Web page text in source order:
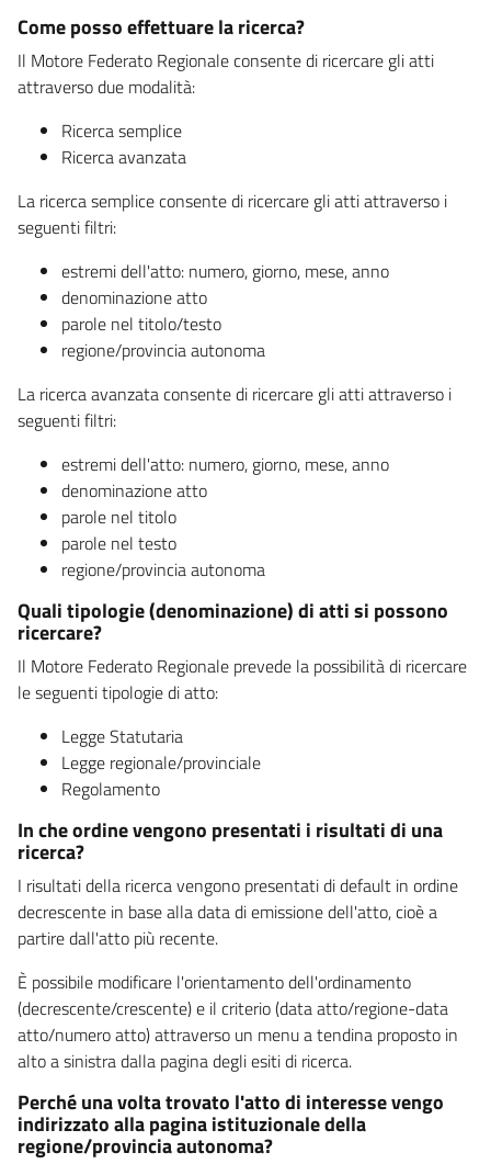
Come posso effettuare la ricerca?
Il Motore Federato Regionale consente di ricercare gli atti
attraverso due modalità:
Ricerca semplice
Ricerca avanzata
La ricerca semplice consente di ricercare gli atti attraverso i
seguenti filtri:
estremi dell'atto: numero, giorno, mese, anno
denominazione atto
parole nel titolo/testo
regione/provincia autonoma
La ricerca avanzata consente di ricercare gli atti attraverso i
seguenti filtri:
estremi dell'atto: numero, giorno, mese, anno
denominazione atto
parole nel titolo
parole nel testo
regione/provincia autonoma
Quali tipologie (denominazione) di atti si possono
ricercare?
Il Motore Federato Regionale prevede la possibilità di ricercare
le seguenti tipologie di atto:
Legge Statutaria
Legge regionale/provinciale
Regolamento
In che ordine vengono presentati i risultati di una
ricerca?
I risultati della ricerca vengono presentati di default in ordine
decrescente in base alla data di emissione dell'atto, cioè a
partire dall'atto più recente.
È possibile modificare l'orientamento dell'ordinamento
(decrescente/crescente) e il criterio (data atto/regione-data
atto/numero atto) attraverso un menu a tendina proposto in
alto a sinistra dalla pagina degli esiti di ricerca.
Perché una volta trovato l'atto di interesse vengo
indirizzato alla pagina istituzionale della
regione/provincia autonoma?